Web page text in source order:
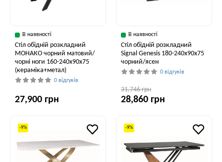
В наявності
Стіл обідній розкладний
МОНАКО чорний матовий/
чорні ноги 160-240x90x75
(кераміка+метал)
0 відгуків
27,900 грн
В наявності
Стіл обідній розкладний
Signal Genesis 180-240x90x75
чорний/ясен
0 відгуків
31,746 грн
28,860 грн
-9% -9%